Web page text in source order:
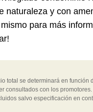
naturaleza y con
para más
total se determinará en función
consultados con los
salvo especificación en